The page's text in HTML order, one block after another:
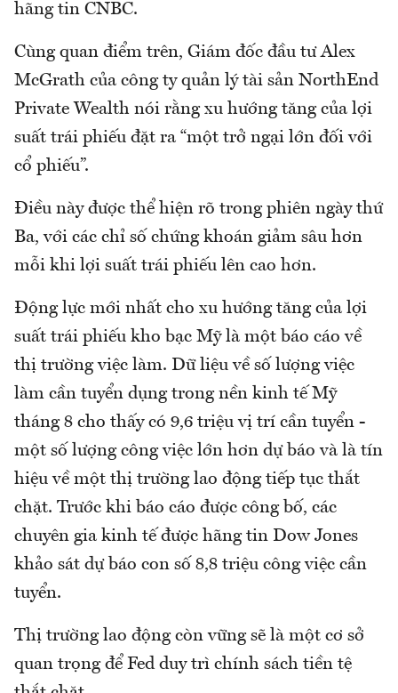
hãng tin CNBC.
Cùng quan điểm trên, Giám đốc đầu tư Alex
McGrath của công ty quản lý tài sản NorthEnd
Private Wealth nói rằng xu hướng tăng của lợi
suất trái phiếu đặt ra “một trở ngại lớn đối với
cổ phiếu”.
Điều này được thể hiện rõ trong phiên ngày thứ
Ba, với các chỉ số chứng khoán giảm sâu hơn
mỗi khi lợi suất trái phiếu lên cao hơn.
Động lực mới nhất cho xu hướng tăng của lợi
suất trái phiếu kho bạc Mỹ là một báo cáo về
thị trường việc làm. Dữ liệu về số lượng việc
làm cần tuyển dụng trong nền kinh tế Mỹ
tháng 8 cho thấy có 9,6 triệu vị trí cần tuyển -
một số lượng công việc lớn hơn dự báo và là tín
hiệu về một thị trường lao động tiếp tục thắt
chặt. Trước khi báo cáo được công bố, các
chuyên gia kinh tế được hãng tin Dow Jones
khảo sát dự báo con số 8,8 triệu công việc cần
tuyển.
Thị trường lao động còn vững sẽ là một cơ sở
quan trọng để Fed duy trì chính sách tiền tệ